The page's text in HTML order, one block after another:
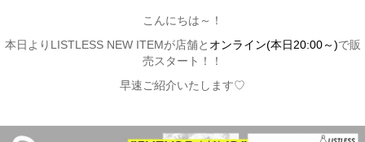
こんにちは～！
本日よりLISTLESS NEW ITEMが店舗と オンライン(本日20:00～)で販
売スタート！！
早速ご紹介いたします♡